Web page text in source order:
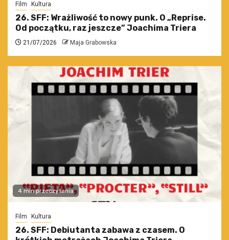
Film Kultura
26. SFF: Wrażliwość to nowy punk. O „Reprise.
Od początku, raz jeszcze” Joachima Triera
21/07/2026 Maja Grabowska
4 min przeczytania
Film Kultura
26. SFF: Debiutanta zabawa z czasem. O